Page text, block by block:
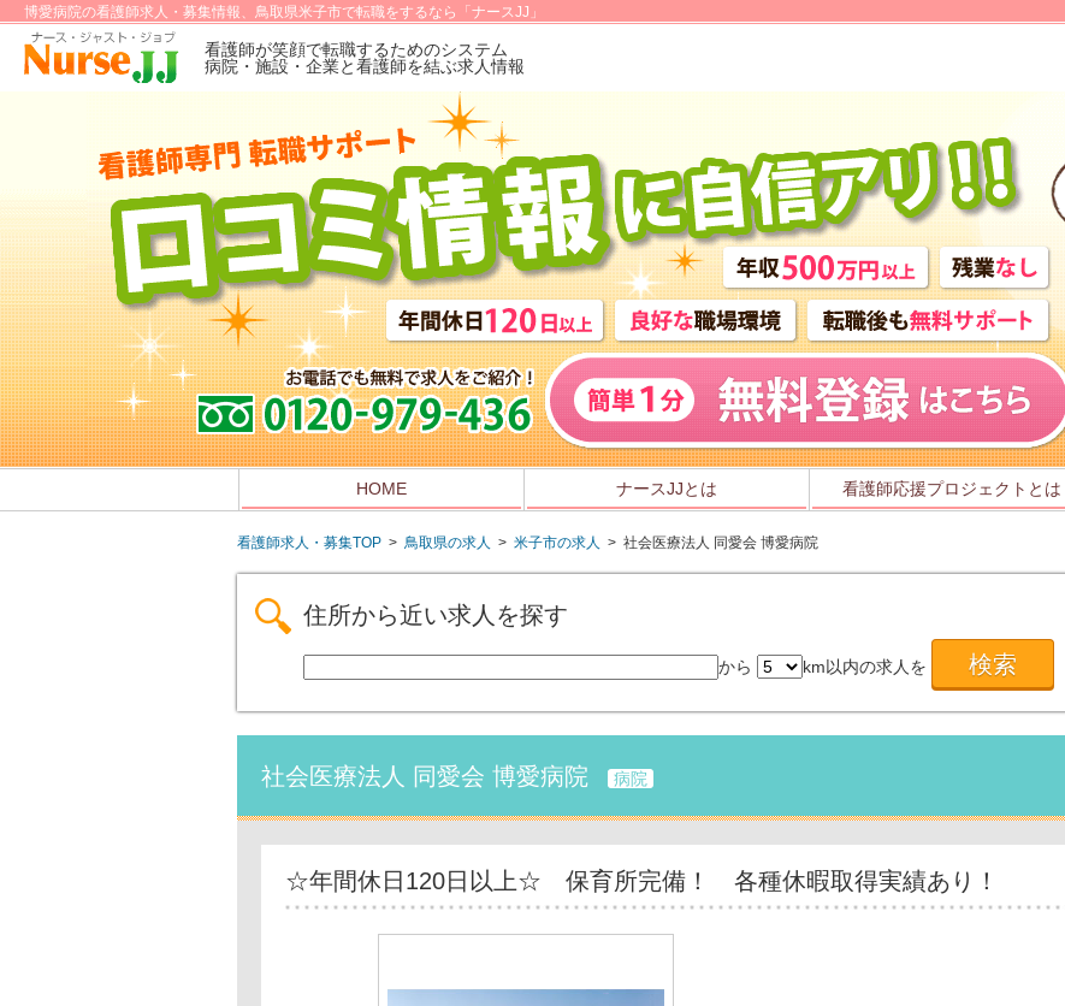
博愛病院の看護師求人・募集情報、鳥取県米子市で転職をするなら「ナースJJ」
看護師が笑顔で転職するためのシステム
病院・施設・企業と看護師を結ぶ求人情報
HOME ナースJJとは 看護師応援プロジェクトとは
看護師求人・募集TOP > 鳥取県の求人 > 米子市の求人 > 社会医療法人 同愛会 博愛病院
住所から近い求人を探す
から km以内の求人を
社会医療法人 同愛会 博愛病院 病院
☆年間休日120日以上☆ 保育所完備！ 各種休暇取得実績あり！